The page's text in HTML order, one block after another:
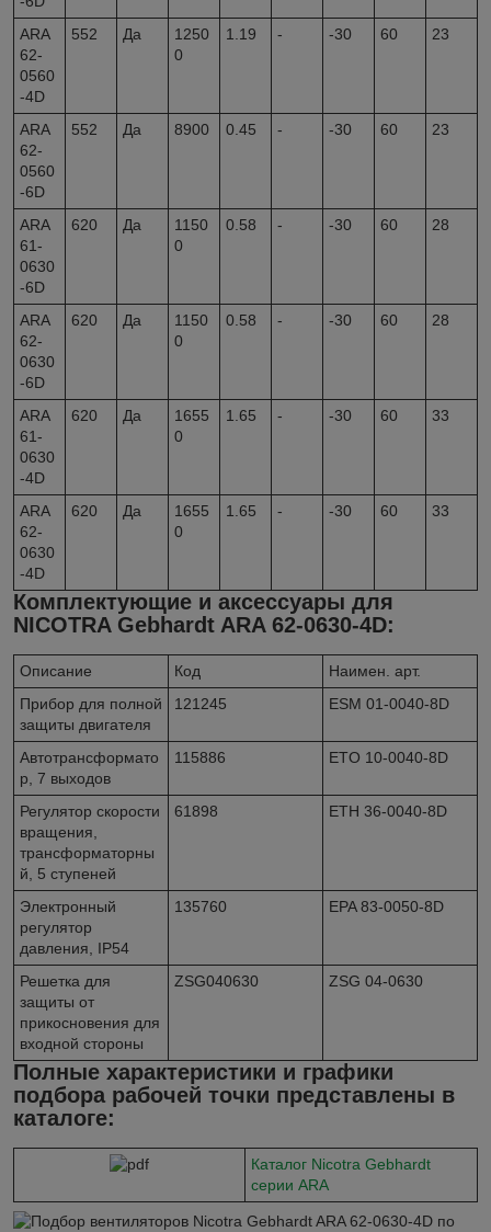
ARA
62-
0560
-4D
552 Да
1250
0
1.19 - -30 60 23
ARA
62-
0560
-6D
552 Да 8900 0.45 - -30 60 23
ARA
61-
0630
-6D
620 Да
1150
0
0.58 - -30 60 28
ARA
62-
0630
-6D
620 Да
1150
0
0.58 - -30 60 28
ARA
61-
0630
-4D
620 Да
1655
0
1.65 - -30 60 33
ARA
62-
0630
-4D
620 Да
1655
0
1.65 - -30 60 33
Комплектующие и аксессуары для
NICOTRA Gebhardt ARA 62-0630-4D:
Описание Код
Наимен. арт.
Прибор для полной
защиты двигателя
121245 ESM 01-0040-8D
Автотрансформато
р, 7 выходов
115886 ETO 10-0040-8D
Регулятор скорости
вращения,
трансформаторны
й, 5 ступеней
61898 ETH 36-0040-8D
Электронный
регулятор
давления, IР54
135760 EPA 83-0050-8D
Решетка для
защиты от
прикосновения для
входной стороны
ZSG040630 ZSG 04-0630
Полные характеристики и графики
подбора рабочей точки представлены в
каталоге:
Каталог Nicotra Gebhardt
серии ARA